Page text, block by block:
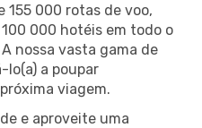
155 000 rotas de voo,
000 hotéis em todo o
nossa vasta gama de
a poupar
viagem.
e aproveite uma